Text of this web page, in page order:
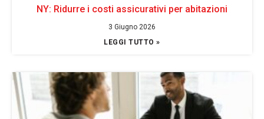
NY: Ridurre i costi assicurativi per abitazioni
3 Giugno 2026
LEGGI TUTTO »